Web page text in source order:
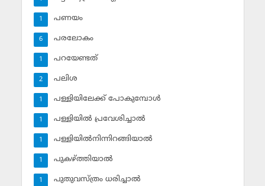
പണയം
1
പരലോകം
6
പറയേണ്ടത്
1
പലിശ
2
പള്ളിയിലേക്ക് പോകുമ്പോള്‍
1
പള്ളിയില്‍ പ്രവേശിച്ചാല്‍
1
പള്ളിയില്‍നിന്നിറങ്ങിയാല്‍
1
പുകഴ്ത്തിയാല്‍
1
പുതുവസ്ത്രം ധരിച്ചാല്‍
1